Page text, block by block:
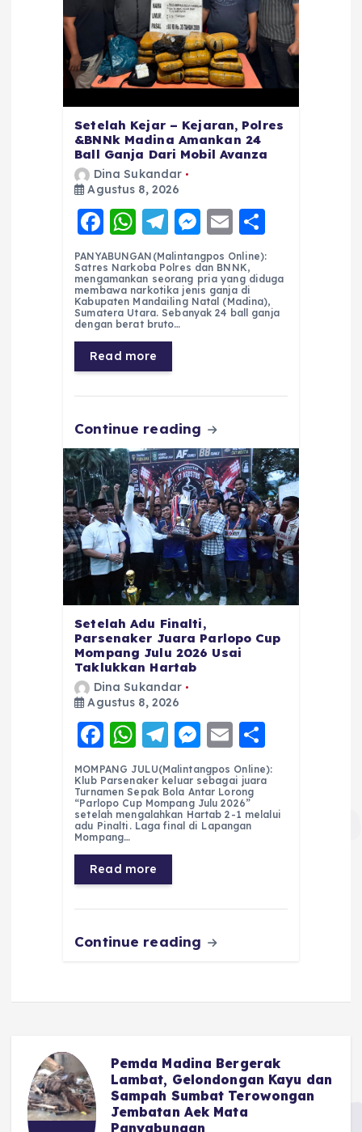
Setelah Kejar – Kejaran, Polres
&BNNk Madina Amankan 24
Ball Ganja Dari Mobil Avanza
Dina Sukandar
Agustus 8, 2026
F
a
c
e
b
o
o
k
W
h
a
ts
A
p
p
T
el
e
g
r
a
m
M
e
ss
e
n
E
m
ai
l
h
a
re
PANYABUNGAN(Malintangpos Online):
Satres Narkoba Polres dan BNNK,
mengamankan seorang pria yang diduga
membawa narkotika jenis ganja di
Kabupaten Mandailing Natal (Madina),
Sumatera Utara. Sebanyak 24 ball ganja
dengan berat bruto…
Read more
Continue reading
Setelah Adu Finalti,
Parsenaker Juara Parlopo Cup
Mompang Julu 2026 Usai
Taklukkan Hartab
Dina Sukandar
Agustus 8, 2026
F
a
c
e
b
o
o
k
W
h
a
ts
A
p
p
T
el
e
g
r
a
m
M
e
ss
e
n
E
m
ai
l
h
a
re
MOMPANG JULU(Malintangpos Online):
Klub Parsenaker keluar sebagai juara
Turnamen Sepak Bola Antar Lorong
“Parlopo Cup Mompang Julu 2026”
setelah mengalahkan Hartab 2-1 melalui
adu Pinalti. Laga final di Lapangan
Mompang…
Read more
Continue reading
Pemda Madina Bergerak
Lambat, Gelondongan Kayu dan
Sampah Sumbat Terowongan
Jembatan Aek Mata
Panyabungan